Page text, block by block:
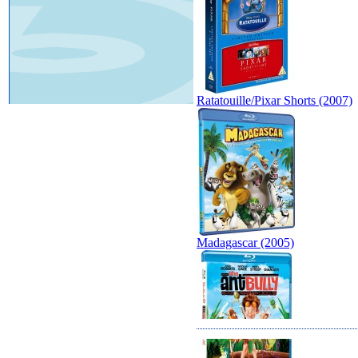
Ratatouille/Pixar Shorts (2007)
Madagascar (2005)